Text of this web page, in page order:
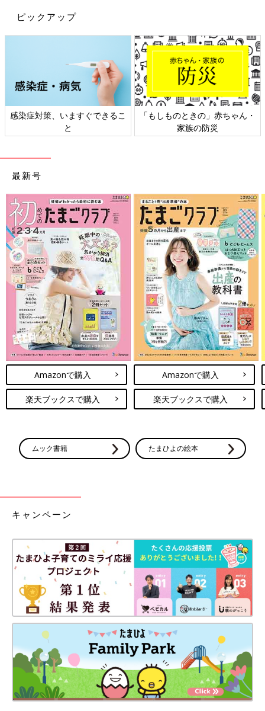
ピックアップ
感染症対策、いますぐできるこ
と
「もしものときの」赤ちゃん・
家族の防災
最新号
Amazonで購入
楽天ブックスで購入
Amazonで購入
楽天ブックスで購入
ムック書籍 たまひよの絵本
キャンペーン